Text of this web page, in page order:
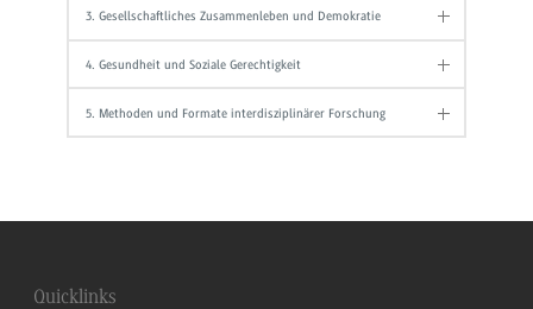
3. Gesellschaftliches Zusammenleben und Demokratie
4. Gesundheit und Soziale Gerechtigkeit
5. Methoden und Formate interdisziplinärer Forschung
Quicklinks